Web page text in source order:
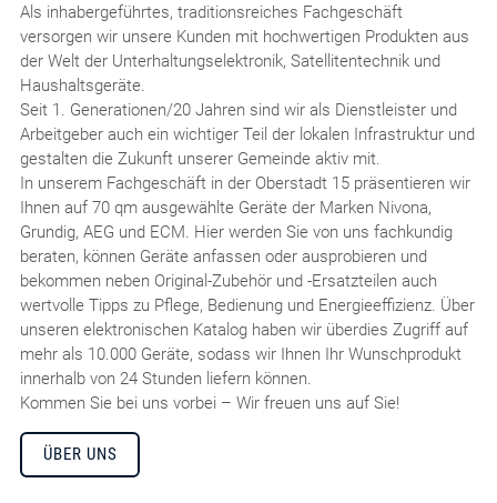
Als inhabergeführtes, traditionsreiches Fachgeschäft
versorgen wir unsere Kunden mit hochwertigen Produkten aus
der Welt der Unterhaltungselektronik, Satellitentechnik und
Haushaltsgeräte.
Seit 1. Generationen/20 Jahren sind wir als Dienstleister und
Arbeitgeber auch ein wichtiger Teil der lokalen Infrastruktur und
gestalten die Zukunft unserer Gemeinde aktiv mit.
In unserem Fachgeschäft in der Oberstadt 15 präsentieren wir
Ihnen auf 70 qm ausgewählte Geräte der Marken Nivona,
Grundig, AEG und ECM. Hier werden Sie von uns fachkundig
beraten, können Geräte anfassen oder ausprobieren und
bekommen neben Original-Zubehör und -Ersatzteilen auch
wertvolle Tipps zu Pflege, Bedienung und Energieeffizienz. Über
unseren elektronischen Katalog haben wir überdies Zugriff auf
mehr als 10.000 Geräte, sodass wir Ihnen Ihr Wunschprodukt
innerhalb von 24 Stunden liefern können.
Kommen Sie bei uns vorbei – Wir freuen uns auf Sie!
ÜBER UNS